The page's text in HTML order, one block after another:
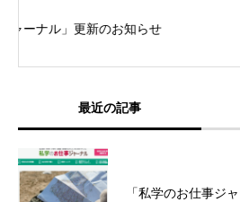
「私学のお仕事ジャーナル」更
最近の記事
「私学のお仕事ジ